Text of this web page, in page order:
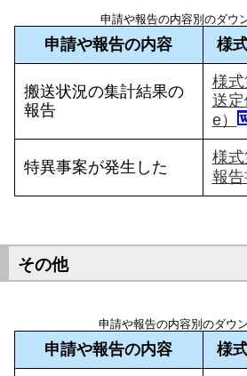
申請や報告の内容別のダウ
申請や報告の内容 様
搬送状況の集計結果の
報告
様
送
e）
特異事案が発生した
様
報告
その他
申請や報告の内容別のダウ
申請や報告の内容 様